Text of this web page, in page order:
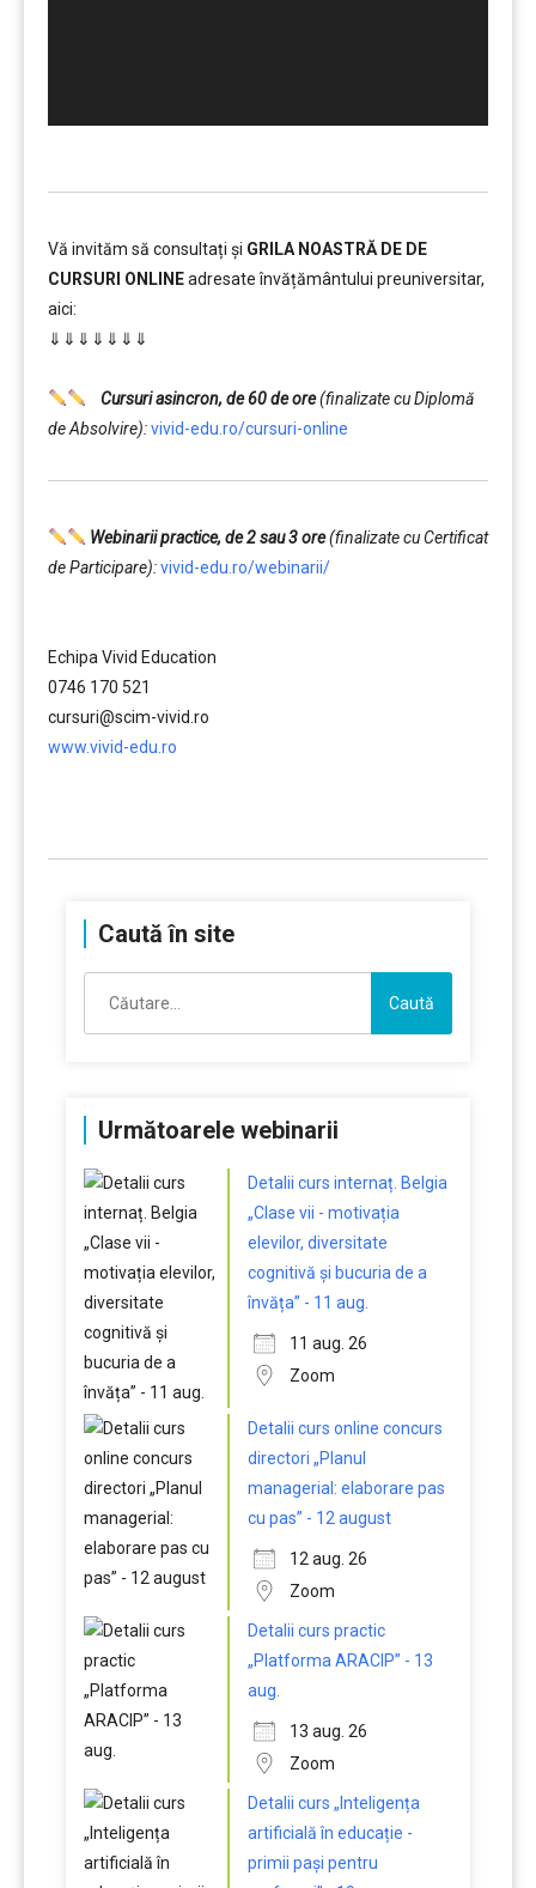
Vă invităm să consultați și GRILA NOASTRĂ DE DE
CURSURI ONLINEadresate învățământului preuniversitar,
aici:
⇓⇓⇓⇓⇓⇓⇓
Cursuri asincron, de 60 de ore(finalizate cu Diplomă
de Absolvire):vivid-edu.ro/cursuri-online
Webinarii practice, de 2 sau 3 ore(finalizate cu Certificat
de Participare):vivid-edu.ro/webinarii/
Echipa Vivid Education
0746 170 521
cursuri@scim-vivid.ro
www.vivid-edu.ro
Caută în site
după:
Următoarele webinarii
Detalii curs internaț. Belgia
„Clase vii - motivația
elevilor, diversitate
cognitivă și bucuria de a
învăța” - 11 aug.
11 aug. 26
Zoom
Detalii curs online concurs
directori „Planul
managerial: elaborare pas
cu pas” - 12 august
12 aug. 26
Zoom
Detalii curs practic
„Platforma ARACIP” - 13
aug.
13 aug. 26
Zoom
Detalii curs „Inteligența
artificială în educație -
primii pași pentru